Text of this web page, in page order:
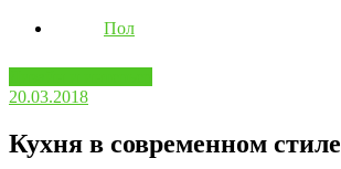
Пол
20.03.2018
Кухня в современном стиле